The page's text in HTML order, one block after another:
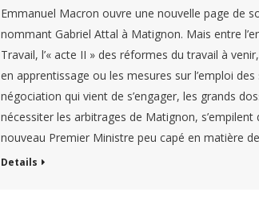
Emmanuel Macron ouvre une nouvelle page de
nommant Gabriel Attal à Matignon. Mais entre
Travail, l’« acte II » des réformes du travail à
en apprentissage ou les mesures sur l’emploi
négociation qui vient de s’engager, les grands
nécessiter les arbitrages de Matignon, s’empilent
nouveau Premier Ministre peu capé en matière
Details